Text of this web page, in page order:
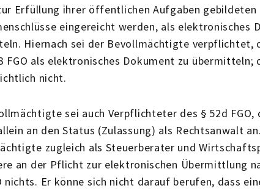
Erfüllung ihrer öffentlichen Aufgaben gebildeten
eingereicht werden, als elektronisches
Hiernach sei der Bevollmächtigte verpflichtet,
FGO als elektronisches Dokument zu übermitteln;
nicht.
sei auch Verpflichteter des § 52d FGO,
an den Status (Zulassung) als Rechtsanwalt
zugleich als Steuerberater und
an der Pflicht zur elektronischen Übermittlung
nichts. Er könne sich nicht darauf berufen, dass